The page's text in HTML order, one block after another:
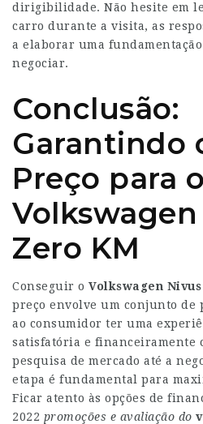
dirigibilidade. Não hesite em
carro durante a visita, as
a elaborar uma
negociar.
Conclusão:
Garantindo
Preço para o
Zero KM
Conseguir o Volkswagen
preço envolve um conjunto de
ao consumidor ter uma
satisfatória e financeiramente
pesquisa de mercado até a
etapa é fundamental para
Ficar atento às opções de
2022 promoções e avaliação do